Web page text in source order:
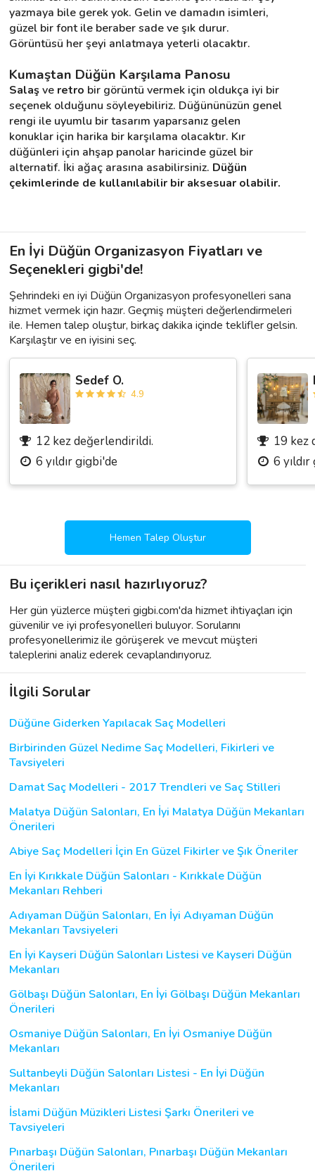
yazmaya bile gerek yok. Gelin ve damadın isimleri,
güzel bir font ile beraber sade ve şık durur.
Görüntüsü her şeyi anlatmaya yeterli olacaktır.
Kumaştan Düğün Karşılama Panosu
Salaş ve retro bir görüntü vermek için oldukça iyi bir
seçenek olduğunu söyleyebiliriz. Düğününüzün genel
rengi ile uyumlu bir tasarım yaparsanız gelen
konuklar için harika bir karşılama olacaktır. Kır
düğünleri için ahşap panolar haricinde güzel bir
alternatif. İki ağaç arasına asabilirsiniz. Düğün
çekimlerinde de kullanılabilir bir aksesuar olabilir.
En İyi Düğün Organizasyon Fiyatları ve
Seçenekleri gigbi'de!
Şehrindeki en iyi Düğün Organizasyon profesyonelleri sana
hizmet vermek için hazır. Geçmiş müşteri değerlendirmeleri
ile. Hemen talep oluştur, birkaç dakika içinde teklifler gelsin.
Karşılaştır ve en iyisini seç.
Sedef O.
4.9
12 kez değerlendirildi.
6 yıldır gigbi'de
19 kez
6
Hemen Talep Oluştur
Bu içerikleri nasıl hazırlıyoruz?
Her gün yüzlerce müşteri gigbi.com'da hizmet ihtiyaçları için
güvenilir ve iyi profesyonelleri buluyor. Sorularını
profesyonellerimiz ile görüşerek ve mevcut müşteri
taleplerini analiz ederek cevaplandırıyoruz.
İlgili Sorular
Düğüne Giderken Yapılacak Saç Modelleri
Birbirinden Güzel Nedime Saç Modelleri, Fikirleri ve
Tavsiyeleri
Damat Saç Modelleri - 2017 Trendleri ve Saç Stilleri
Malatya Düğün Salonları, En İyi Malatya Düğün Mekanları
Önerileri
Abiye Saç Modelleri İçin En Güzel Fikirler ve Şık Öneriler
En İyi Kırıkkale Düğün Salonları - Kırıkkale Düğün
Mekanları Rehberi
Adıyaman Düğün Salonları, En İyi Adıyaman Düğün
Mekanları Tavsiyeleri
En İyi Kayseri Düğün Salonları Listesi ve Kayseri Düğün
Mekanları
Gölbaşı Düğün Salonları, En İyi Gölbaşı Düğün Mekanları
Önerileri
Osmaniye Düğün Salonları, En İyi Osmaniye Düğün
Mekanları
Sultanbeyli Düğün Salonları Listesi - En İyi Düğün
Mekanları
İslami Düğün Müzikleri Listesi Şarkı Önerileri ve
Tavsiyeleri
Pınarbaşı Düğün Salonları, Pınarbaşı Düğün Mekanları
Önerileri